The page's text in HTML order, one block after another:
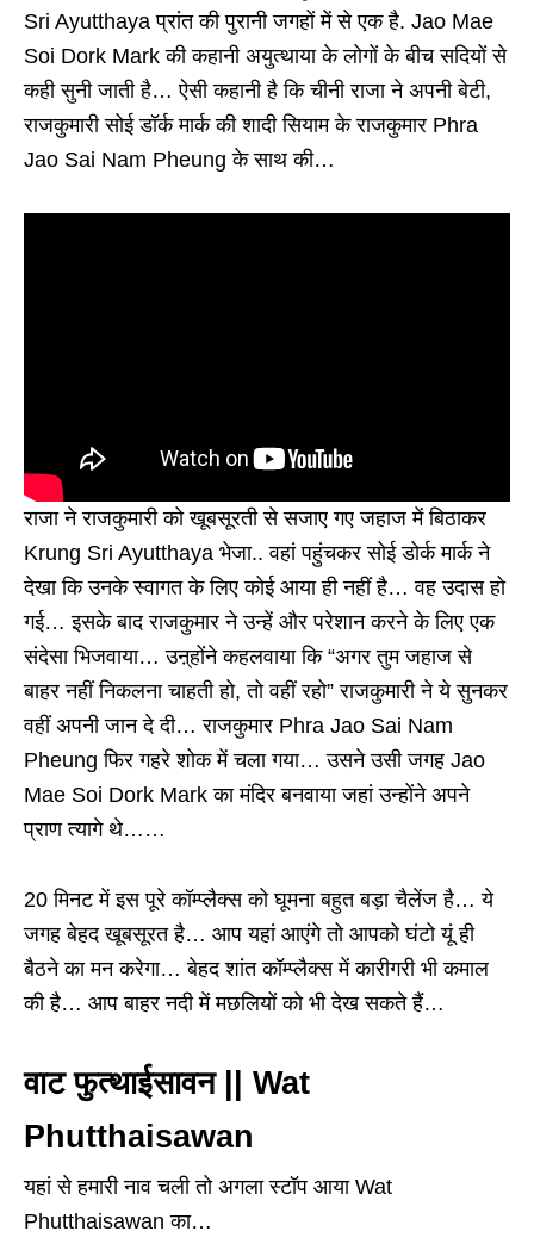
Sri Ayutthaya प्रांत की पुरानी जगहों में से एक है. Jao Mae
Soi Dork Mark की कहानी अयुत्थाया के लोगों के बीच सदियों से
कही सुनी जाती है… ऐसी कहानी है कि चीनी राजा ने अपनी बेटी,
राजकुमारी सोई डॉर्क मार्क की शादी सियाम के राजकुमार Phra
Jao Sai Nam Pheung के साथ की…
राजा ने राजकुमारी को खूबसूरती से सजाए गए जहाज में बिठाकर
Krung Sri Ayutthaya भेजा.. वहां पहुंचकर सोई डोर्क मार्क ने
देखा कि उनके स्वागत के लिए कोई आया ही नहीं है… वह उदास हो
गई… इसके बाद राजकुमार ने उन्हें और परेशान करने के लिए एक
संदेसा भिजवाया… उऩ्होंने कहलवाया कि “अगर तुम जहाज से
बाहर नहीं निकलना चाहती हो, तो वहीं रहो” राजकुमारी ने ये सुनकर
वहीं अपनी जान दे दी… राजकुमार Phra Jao Sai Nam
Pheung फिर गहरे शोक में चला गया… उसने उसी जगह Jao
Mae Soi Dork Mark का मंदिर बनवाया जहां उन्होंने अपने
प्राण त्यागे थे……
20 मिनट में इस पूरे कॉम्प्लैक्स को घूमना बहुत बड़ा चैलेंज है… ये
जगह बेहद खूबसूरत है… आप यहां आएंगे तो आपको घंटो यूं ही
बैठने का मन करेगा… बेहद शांत कॉम्प्लैक्स में कारीगरी भी कमाल
की है… आप बाहर नदी में मछलियों को भी देख सकते हैं…
वाट फुत्थाईसावन || Wat
Phutthaisawan
यहां से हमारी नाव चली तो अगला स्टॉप आया Wat
Phutthaisawan का…